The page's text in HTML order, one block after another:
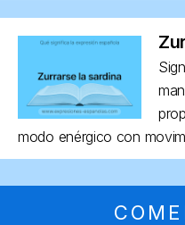
modo enérgico con